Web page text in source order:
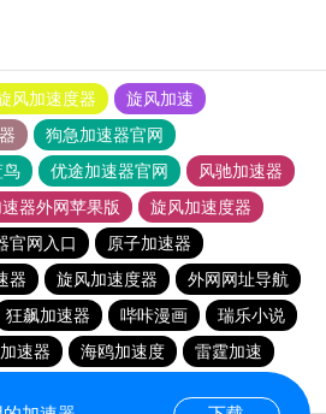
风加速度器
旋风加速
狗急加速器官网
鸟 优途加速器官网
风驰加速器
器外网苹果版
旋风加速度器
官网入口
原子加速器
器 旋风加速度器
外网网址导航
狂飙加速器 哔咔漫画
瑞乐小说
速器 海鸥加速度
雷霆加速